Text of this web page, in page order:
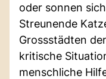
oder sonnen
Streunende
Grossstädten
kritische
menschliche